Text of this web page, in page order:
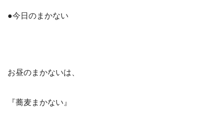
●今日のまかない
お昼のまかないは、
『蕎麦まかない』